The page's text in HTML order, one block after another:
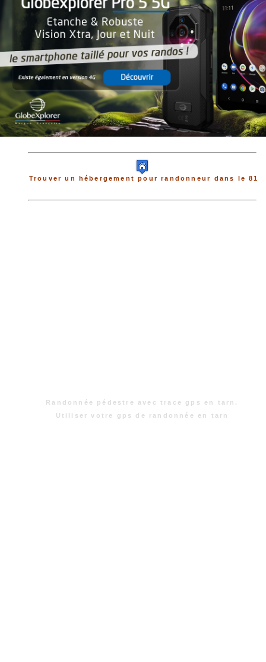
Trouver un hébergement pour randonneur dans le 81
Randonnée pédestre avec trace gps en tarn.
Utiliser votre gps de randonnée en tarn